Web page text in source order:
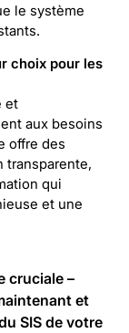
le système
choix pour les
et
aux besoins
offre des
transparente,
qui
et une
cruciale –
et
SIS de votre